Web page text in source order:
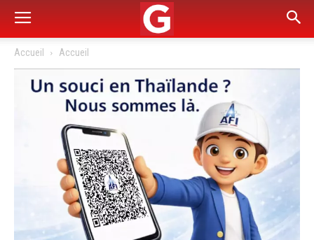
Accueil Accueil